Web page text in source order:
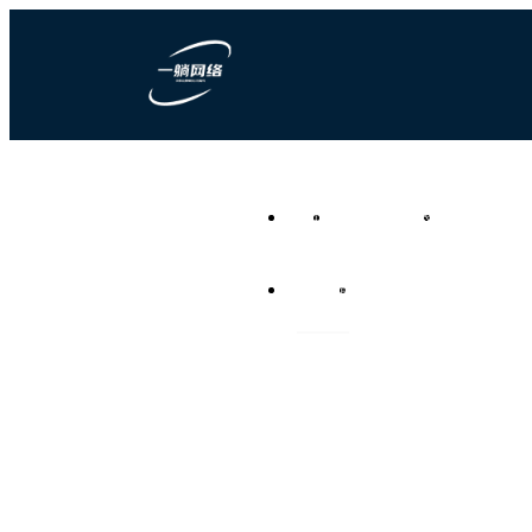
负责任的全网营销代运营公
首页 营销型网站建设 竞价推广代运
资讯频道